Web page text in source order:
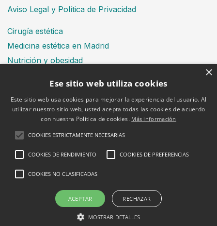
Aviso Legal y Política de Privacidad
Cirugía estética
Medicina estética en Madrid
Nutrición y obesidad
Financiación
Política de cookies
2026 © Clínica Bruselas
×
Ese sitio web utiliza cookies
Este sitio web usa cookies para mejorar la experiencia del usuario. Al
utilizar nuestro sitio web, usted acepta todas las cookies de acuerdo
con nuestra Política de cookies. Más información
COOKIES ESTRICTAMENTE NECESARIAS
COOKIES DE RENDIMIENTO COOKIES DE PREFERENCIAS
COOKIES NO CLASIFICADAS
ACEPTAR RECHAZAR
MOSTRAR DETALLES